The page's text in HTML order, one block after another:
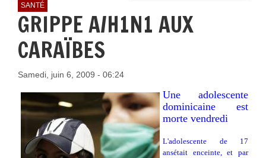
SANTÉ
GRIPPE A/H1N1 AUX
CARAÏBES
Samedi, juin 6, 2009 - 06:24
Une adolescente
dominicaine est
morte vendredi
L'adolescente de 17
ansétait enceinte, et par